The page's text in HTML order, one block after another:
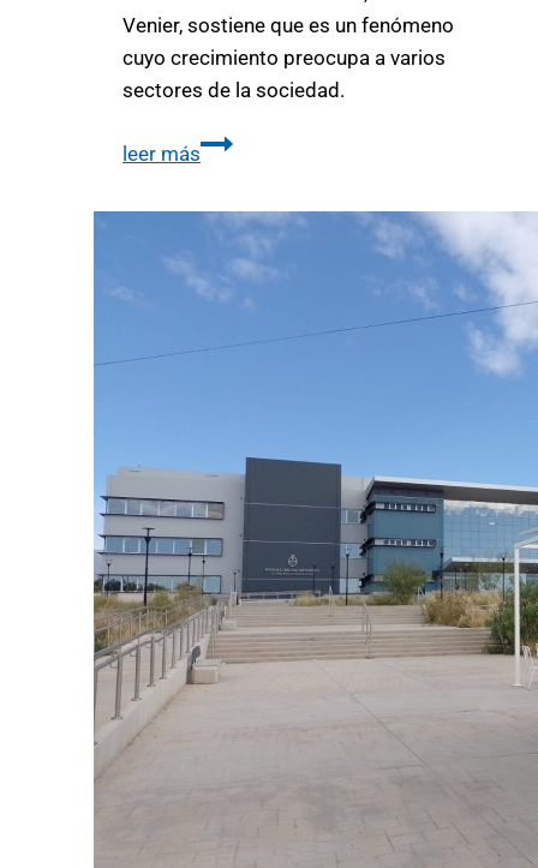
Venier, sostiene que es un fenómeno
cuyo crecimiento preocupa a varios
sectores de la sociedad.
leer más